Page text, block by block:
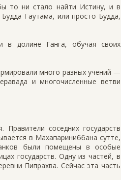
то ни стало найти Истину, и в
Гаутама, или просто Будда,
в долине Ганга, обучая своих
много разных учений —
и многочисленные ветви
соседних государств
в Махапариниббана сутте,
были помещены в особые
государств. Одну из частей, в
Пипрахва. Сейчас эта часть